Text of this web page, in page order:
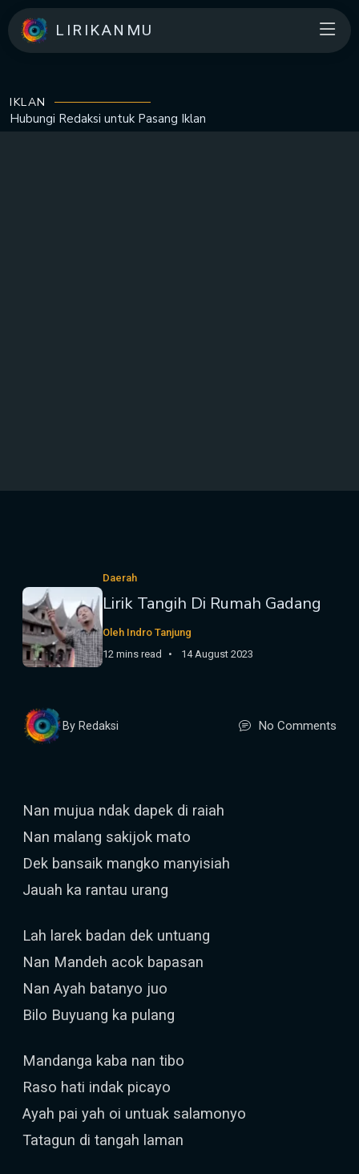
LIRIKANMU
IKLAN
Hubungi Redaksi untuk Pasang Iklan
Daerah
Lirik Tangih Di Rumah Gadang
Oleh Indro Tanjung
12 mins read
14 August 2023
By Redaksi No Comments
Nan mujua ndak dapek di raiah
Nan malang sakijok mato
Dek bansaik mangko manyisiah
Jauah ka rantau urang
Lah larek badan dek untuang
Nan Mandeh acok bapasan
Nan Ayah batanyo juo
Bilo Buyuang ka pulang
Mandanga kaba nan tibo
Raso hati indak picayo
Ayah pai yah oi untuak salamonyo
Tatagun di tangah laman